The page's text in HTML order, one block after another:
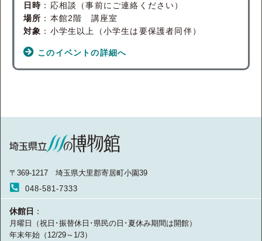
日時 ：応相談（事前にご連絡ください）
場所 ：本館2階 講座室
対象 ：小学生以上（小学生は要保護者同伴）
このイベントの詳細へ
〒369-1217 埼玉県大里郡寄居町小園39
048-581-7333
休館日 ：
月曜日（祝日･振替休日･県民の日･夏休み期間は開館）
年末年始（12/29～1/3）